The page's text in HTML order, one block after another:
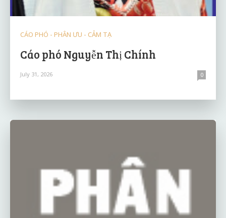
CÁO PHÓ - PHÂN ƯU - CẢM TẠ
Cáo phó Nguyễn Thị Chính
July 31, 2026 0